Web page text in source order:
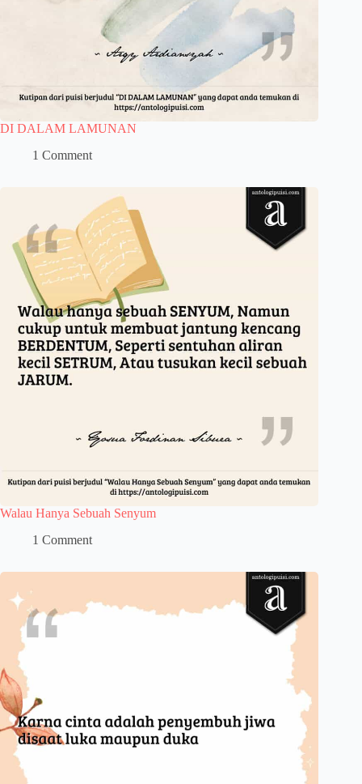
DI DALAM LAMUNAN
1 Comment
Walau Hanya Sebuah Senyum
1 Comment